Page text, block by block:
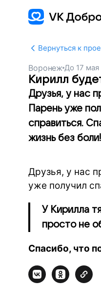
Вернуться к
Воронеж До 17
Кирилл
Друзья, у нас
Парень уже
справиться.
жизнь без боли!
Друзья, у нас
уже получил
У Кирилла
просто не
Спасибо, что